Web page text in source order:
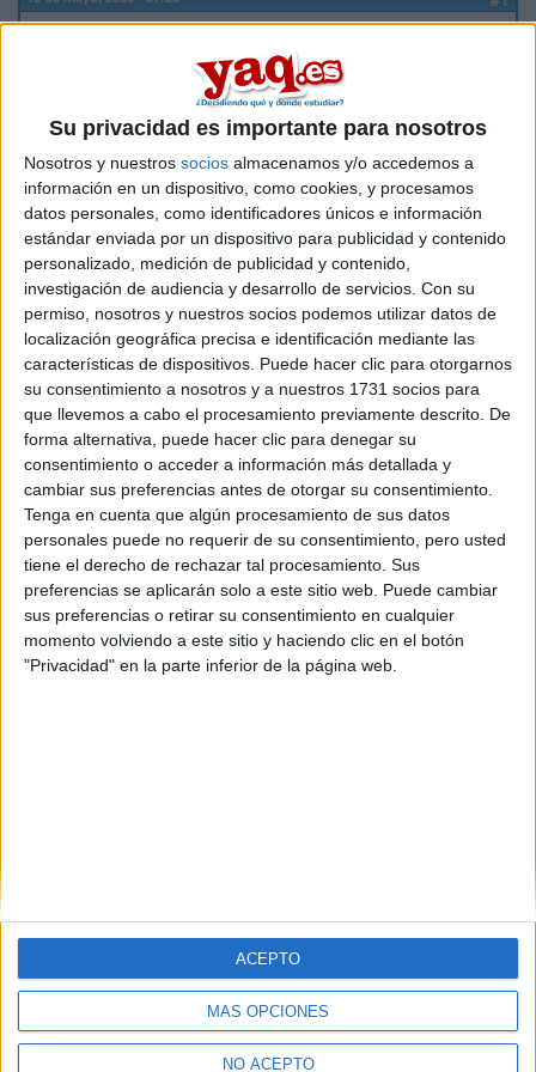
Su privacidad es importante para nosotros
Nosotros y nuestros socios almacenamos y/o accedemos a
información en un dispositivo, como cookies, y procesamos
datos personales, como identificadores únicos e información
estándar enviada por un dispositivo para publicidad y contenido
personalizado, medición de publicidad y contenido,
investigación de audiencia y desarrollo de servicios. Con su
permiso, nosotros y nuestros socios podemos utilizar datos de
localización geográfica precisa e identificación mediante las
características de dispositivos. Puede hacer clic para otorgarnos
su consentimiento a nosotros y a nuestros 1731 socios para
que llevemos a cabo el procesamiento previamente descrito. De
forma alternativa, puede hacer clic para denegar su
consentimiento o acceder a información más detallada y
cambiar sus preferencias antes de otorgar su consentimiento.
Tenga en cuenta que algún procesamiento de sus datos
personales puede no requerir de su consentimiento, pero usted
tiene el derecho de rechazar tal procesamiento. Sus
preferencias se aplicarán solo a este sitio web. Puede cambiar
sus preferencias o retirar su consentimiento en cualquier
momento volviendo a este sitio y haciendo clic en el botón
"Privacidad" en la parte inferior de la página web.
MÁS OPCIONES
NO ACEPTO
ACEPTO
Ceac Hospitalet inaugurado el curso 2022-23 a día de hoy no
ha pagado becas de estudios a las que se comprometieron,
porque la administración las denegó al no obtener éste la
homologación oficial de centro de estudios en plazo.
Informaos previamente si pensais inscribiros a este centro.
No lo recomiendo!!
Inicio
Etiquetas: Hablar x Hablar
Quiénes somos|Contactar|Anúnciate
Politica de privacidad|Condiciones generales